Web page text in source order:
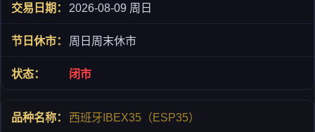
2026-08-09 周日
周日周末休市
闭市
西班牙IBEX35（ESP35）